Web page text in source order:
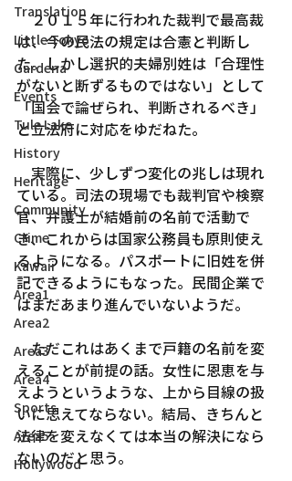
Translation
Little Tokyo
Gardena
Events
Tule Lake
History
Heritage
Community
Crime
Kawaii
Area1
Area2
Area3
Area4
Sports
Area5
Hollywood
２０１５年に行われた裁判で最高裁
は、今の民法の規定は合憲と判断し
た。しかし選択的夫婦別姓は「合理性
がないと断ずるものではない」として
「国会で論ぜられ、判断されるべき」
と立法府に対応をゆだねた。
実際に、少しずつ変化の兆しは現れ
ている。司法の現場でも裁判官や検察
官、弁護士が結婚前の名前で活動で
き、これからは国家公務員も原則使え
るようになる。パスポートに旧姓を併
記できるようにもなった。民間企業で
はまだあまり進んでいないようだ。
ただこれはあくまで戸籍の名前を変
えることが前提の話。女性に恩恵を与
えようというような、上から目線の扱
いに思えてならない。結局、きちんと
法律を変えなくては本当の解決になら
ないのだと思う。